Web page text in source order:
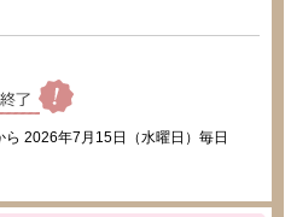
2026年7月15日（水曜日）毎日